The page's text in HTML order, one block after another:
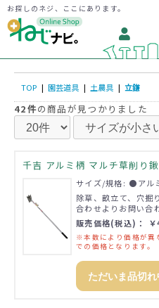
お探しのネジ、ここにあります。
TOP | 園芸道具 | 土農具 | 立鎌
42件の商品が見つかりました
千吉 アルミ柄 マルチ草削り
サイズ/規格: ●アル
除草、畝立て、穴掘
合わせよりお問い合
販売価格(税込)：
※本数により価格が異
での価格となります。
ただいま品切れ